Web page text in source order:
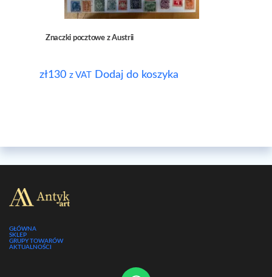
Znaczki pocztowe z Austrii
zł130 z VAT Dodaj do koszyka
GŁÓWNA
SKLEP
GRUPY TOWARÓW
AKTUALNOŚCI